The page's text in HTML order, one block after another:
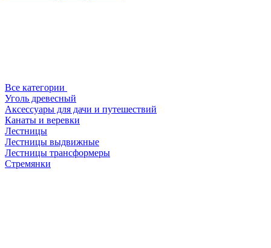
Все категории
Уголь древесный
Аксессуары для дачи и путешествий
Канаты и веревки
Лестницы
Лестницы выдвижные
Лестницы трансформеры
Стремянки